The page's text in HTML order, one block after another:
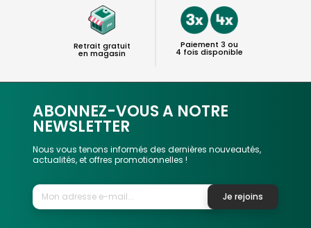
Retrait gratuit
en magasin
Paiement 3 ou
4 fois disponible
ABONNEZ-VOUS A NOTRE
NEWSLETTER
Nous vous tenons informés des dernières nouveautés,
actualités, et offres promotionnelles !
Je rejoins